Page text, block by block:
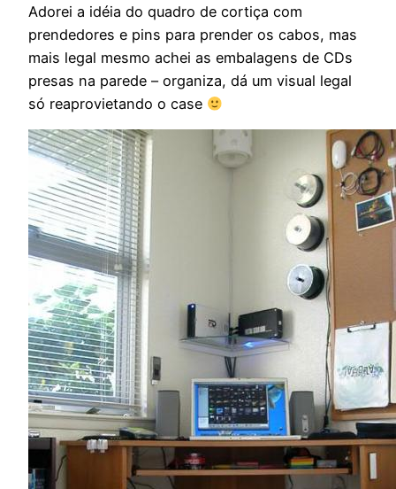
Adorei a idéia do quadro de cortiça com
prendedores e pins para prender os cabos, mas
mais legal mesmo achei as embalagens de CDs
presas na parede – organiza, dá um visual legal
só reaprovietando o case